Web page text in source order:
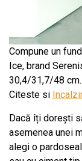
Compune un
Ice, brand
30,4/31,7/48
Citeste si
Dacă îți dorești
asemenea unei
alegi o